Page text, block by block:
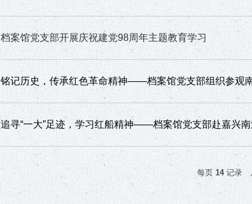
档案馆党支部开展庆祝建党98周年主题教育学习
铭记历史，传承红色革命精神——档案馆党支部组织参观
追寻“一大”足迹，学习红船精神——档案馆党支部赴嘉兴
每页 14记录